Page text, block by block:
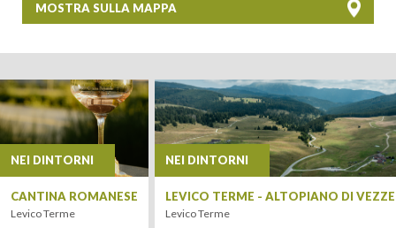
MOSTRA SULLA MAPPA
+
−
NEI DINTORNI
CANTINA ROMANESE
Levico Terme
NEI DINTORNI
LEVICO TERME - ALTOPIANO DI
Levico Terme